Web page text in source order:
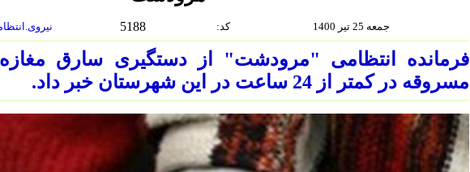
5188 :كد جمعه 25 تير 1400
فرمانده انتظامی "مرودشت" از دستگیری سارق
مسروقه در کمتر از 24 ساعت در این شهرستان خبر داد.